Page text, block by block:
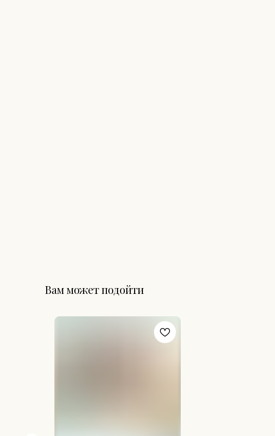
Вам может подойти